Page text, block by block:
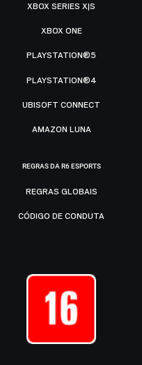
XBOX SERIES X|S
XBOX ONE
PLAYSTATION®5
PLAYSTATION®4
UBISOFT CONNECT
AMAZON LUNA
REGRAS DA R6 ESPORTS
REGRAS GLOBAIS
CÓDIGO DE CONDUTA